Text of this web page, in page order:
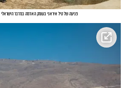
פגיעה של טיל איראני בעומק האדמה במדבר הישראלי